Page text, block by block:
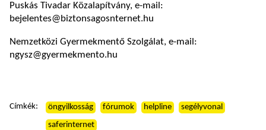
Puskás Tivadar Közalapítvány, e-mail:
bejelentes@biztonsagosnternet.hu
Nemzetközi Gyermekmentő Szolgálat, e-mail:
ngysz@gyermekmento.hu
Címkék: öngyilkosság fórumok helpline
segélyvonal
saferinternet